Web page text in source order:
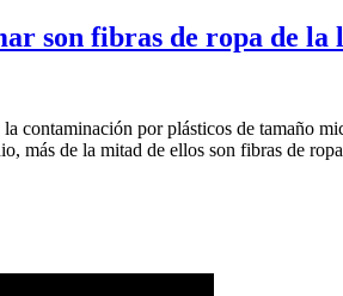
son fibras de ropa de la
por plásticos de tamaño
más de la mitad de ellos son fibras de